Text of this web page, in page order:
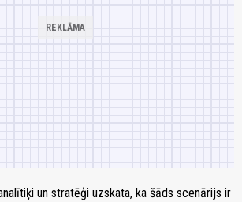
un stratēģi uzskata, ka šāds scenārijs ir